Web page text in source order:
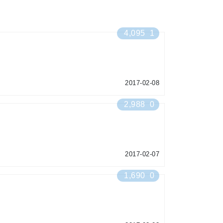
4,095 1
2017-02-08
2,988 0
2017-02-07
1,690 0